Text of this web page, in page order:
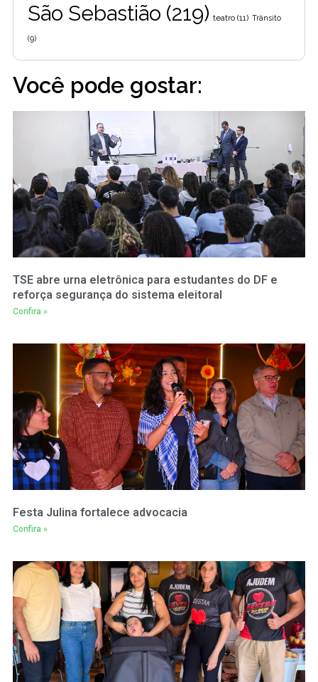
São Sebastião (219) teatro (11) Trânsito
(9)
Você pode gostar:
TSE abre urna eletrônica para estudantes do DF e
reforça segurança do sistema eleitoral
Confira »
Festa Julina fortalece advocacia
Confira »